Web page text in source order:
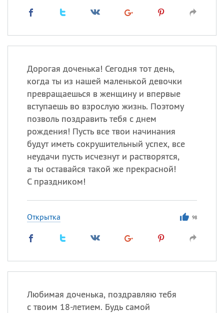
Дорогая доченька! Сегодня тот день,
когда ты из нашей маленькой девочки
превращаешься в женщину и впервые
вступаешь во взрослую жизнь. Поэтому
позволь поздравить тебя с днем
рождения! Пусть все твои начинания
будут иметь сокрушительный успех, все
неудачи пусть исчезнут и растворятся,
а ты оставайся такой же прекрасной!
С праздником!
Открытка 98
Любимая доченька, поздравляю тебя
с твоим 18-летием. Будь самой